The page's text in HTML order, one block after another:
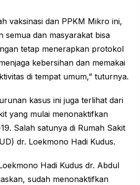
vaksinasi dan PPKM Mikro ini,
semua dan masyarakat bisa
tetap menerapkan protokol
kebersihan dan memakai
di tempat umum,” tuturnya.
kasus ini juga terlihat dari
yang mulai menonaktifkan
Salah satunya di Rumah Sakit
dr. Loekmono Hadi Kudus.
Hadi Kudus dr. Abdul
sudah menonaktifkan